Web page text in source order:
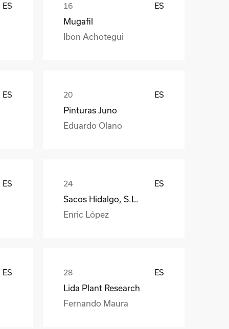
ES ES
Mugafil
Ibon Achotegui
ES ES
Pinturas Juno
Eduardo Olano
ES ES
Sacos Hidalgo, S.L.
Enric López
ES ES
Lida Plant Research
Fernando Maura